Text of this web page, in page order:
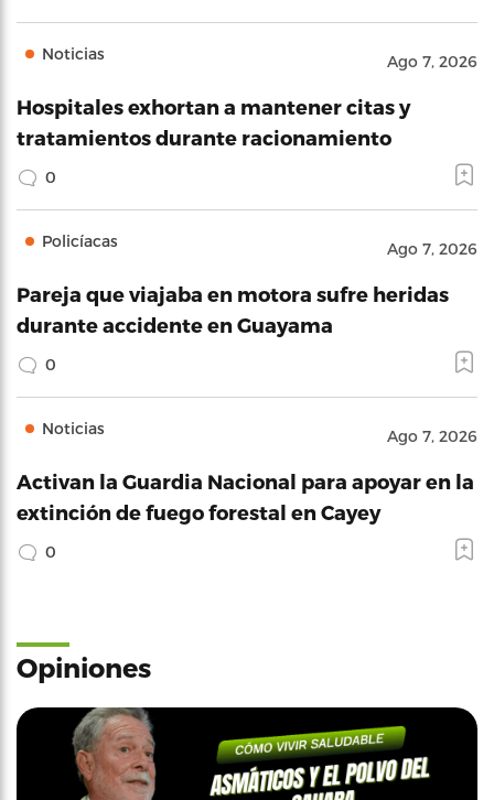
Noticias Ago 7, 2026
Hospitales exhortan a mantener citas y
tratamientos durante racionamiento
0
Policíacas Ago 7, 2026
Pareja que viajaba en motora sufre heridas
durante accidente en Guayama
0
Noticias Ago 7, 2026
Activan la Guardia Nacional para apoyar en la
extinción de fuego forestal en Cayey
0
Opiniones